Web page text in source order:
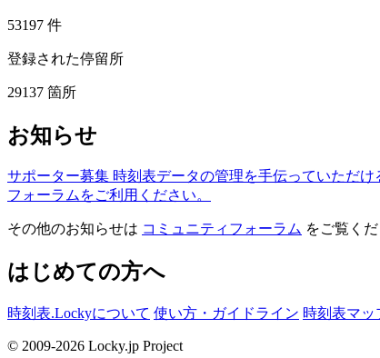
53197 件
登録された停留所
29137 箇所
お知らせ
サポーター募集 時刻表データの管理を手伝っていただ
フォーラムをご利用ください。
その他のお知らせは コミュニティフォーラム をご覧くだ
はじめての方へ
時刻表.Lockyについて 使い方・ガイドライン 時刻表マッ
© 2009-2026 Locky.jp Project